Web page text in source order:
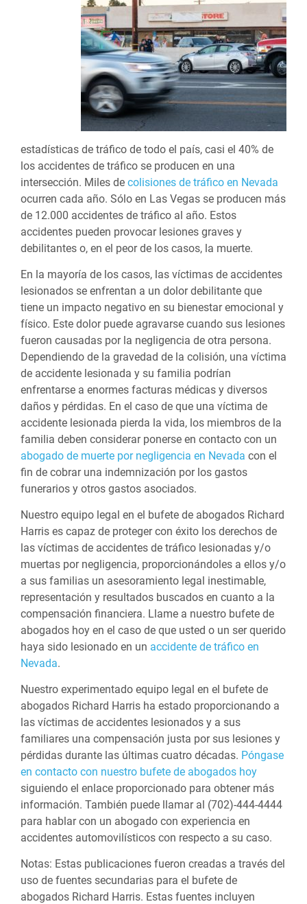
estadísticas de tráfico de todo el país, casi el 40% de
los accidentes de tráfico se producen en una
intersección. Miles de colisiones de tráfico en Nevada
ocurren cada año. Sólo en Las Vegas se producen más
de 12.000 accidentes de tráfico al año. Estos
accidentes pueden provocar lesiones graves y
debilitantes o, en el peor de los casos, la muerte.
En la mayoría de los casos, las víctimas de accidentes
lesionados se enfrentan a un dolor debilitante que
tiene un impacto negativo en su bienestar emocional y
físico. Este dolor puede agravarse cuando sus lesiones
fueron causadas por la negligencia de otra persona.
Dependiendo de la gravedad de la colisión, una víctima
de accidente lesionada y su familia podrían
enfrentarse a enormes facturas médicas y diversos
daños y pérdidas. En el caso de que una víctima de
accidente lesionada pierda la vida, los miembros de la
familia deben considerar ponerse en contacto con un
abogado de muerte por negligencia en Nevada con el
fin de cobrar una indemnización por los gastos
funerarios y otros gastos asociados.
Nuestro equipo legal en el bufete de abogados Richard
Harris es capaz de proteger con éxito los derechos de
las víctimas de accidentes de tráfico lesionadas y/o
muertas por negligencia, proporcionándoles a ellos y/o
a sus familias un asesoramiento legal inestimable,
representación y resultados buscados en cuanto a la
compensación financiera. Llame a nuestro bufete de
abogados hoy en el caso de que usted o un ser querido
haya sido lesionado en un accidente de tráfico en
Nevada.
Nuestro experimentado equipo legal en el bufete de
abogados Richard Harris ha estado proporcionando a
las víctimas de accidentes lesionados y a sus
familiares una compensación justa por sus lesiones y
pérdidas durante las últimas cuatro décadas. Póngase
en contacto con nuestro bufete de abogados hoy
siguiendo el enlace proporcionado para obtener más
información. También puede llamar al (702)-444-4444
para hablar con un abogado con experiencia en
accidentes automovilísticos con respecto a su caso.
Notas: Estas publicaciones fueron creadas a través del
uso de fuentes secundarias para el bufete de
abogados Richard Harris. Estas fuentes incluyen